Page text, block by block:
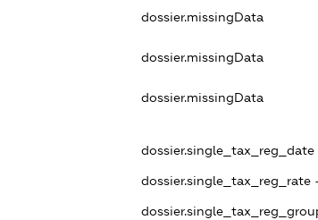
dossier.missingData
dossier.missingData
dossier.missingData
dossier.single_tax_reg_date -
dossier.single_tax_reg_rate